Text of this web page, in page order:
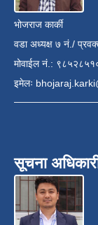
भोजराज कार्की
वडा अध्यक्ष ७ नं./
मोवाईल नं.:
इमेलः
सूचना